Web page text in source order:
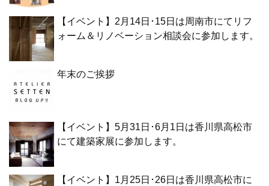
【イベント】2月14日･15日は周南市にてリフ
ォーム＆リノベーション相談会に参加します。
年末のご挨拶
【イベント】5月31日･6月1日は香川県高松市
にて建築家展に参加します。
【イベント】1月25日･26日は香川県高松市に